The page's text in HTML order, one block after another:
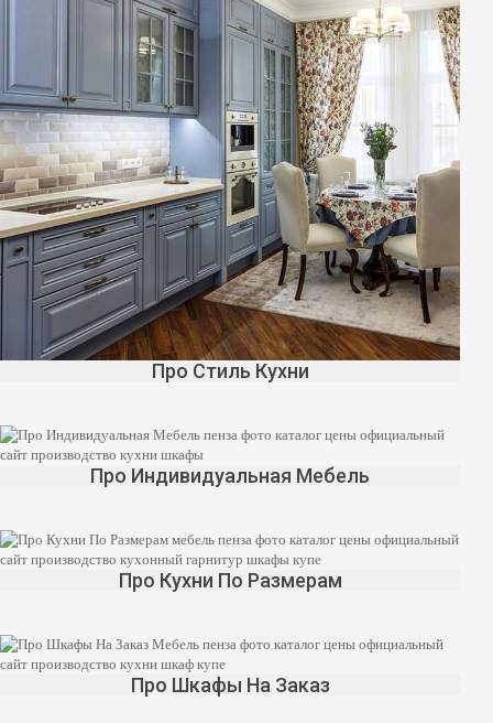
Про Стиль Кухни
Про Индивидуальная Мебель
Про Кухни По Размерам
Про Шкафы На Заказ